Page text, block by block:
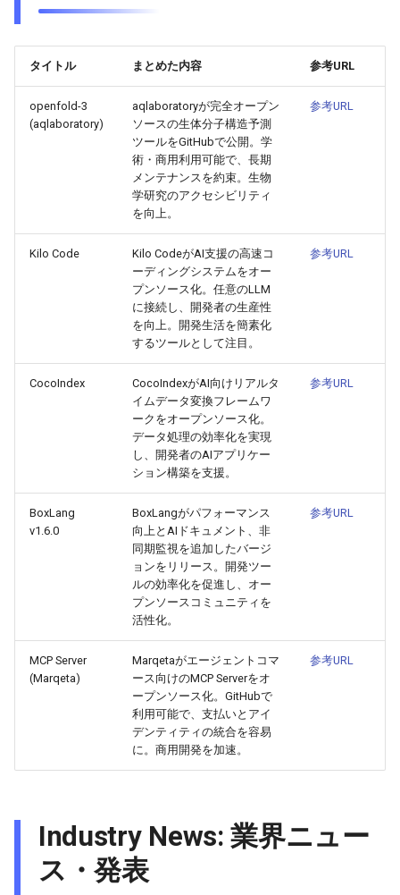
2026-04-20
2026-04-19
2026-04-18
2026-04-17
2026-04-16
2026-04-15
2026-04-14
2026-04-13
2026-04-12
2026-04-11
2026-04-10
2026-04-09
2026-04-08
2026-04-07
2026-04-06
2026-04-05
2025-10-05
2025-10-04
2025-10-03
2025-10-02
2025-10-01
2025-09-30
2025-09-29
2025-09-28
2025-09-27
2025-09-26
2025-09-25
2025-09-24
2025-09-23
2025-09-22
2025-09-21
2025-09-17
2026-04-22
2026-04-21
2026-04-20
2026-04-17
2026-04-14
2026-04-11
2026-04-08
2026-04-07
2026-04-05
2026-04-04
2026-04-03
2026-04-17
2026-04-16
2026-04-15
2026-04-14
2026-04-13
2026-04-12
2026-04-11
2026-04-10
2026-04-09
2026-04-08
2026-04-07
2026-04-06
2026-04-05
2026-04-04
2026-04-03
2026-04-02
2025-10-05
2025-10-04
2025-10-03
2025-10-02
2025-10-01
2025-09-30
2025-09-29
2025-09-28_week
2025-09-27
2025-09-26
2025-09-25
2025-09-24
2025-09-23
2025-09-22
2025-09-21
2025-09-21-week
2026-04-16
2026-04-15
2026-04-14
2026-04-13
2026-04-12
2026-04-11
2026-04-10
2026-04-09
2026-04-08
2026-04-07
2026-04-06
2026-04-05
2026-04-04
2026-04-03
2026-04-02
2026-04-01
2025-10-05
2025-10-04
2025-10-03
2025-10-02
2025-10-01
2025-09-30
2025-09-29
2025-09-28
2025-09-27
2025-09-26
2025-09-25
2025-09-24
2025-09-23
2025-09-22
2025-09-21
2025-09-20
タイトル まとめた内容 参考URL
openfold-3
(aqlaboratory)
aqlaboratoryが完全オープン
ソースの生体分子構造予測
ツールをGitHubで公開。学
術・商用利用可能で、長期
メンテナンスを約束。生物
学研究のアクセシビリティ
を向上。
参考URL
Kilo Code
Kilo CodeがAI支援の高速コ
ーディングシステムをオー
プンソース化。任意のLLM
に接続し、開発者の生産性
を向上。開発生活を簡素化
するツールとして注目。
参考URL
CocoIndex
CocoIndexがAI向けリアルタ
イムデータ変換フレームワ
ークをオープンソース化。
データ処理の効率化を実現
し、開発者のAIアプリケー
ション構築を支援。
参考URL
BoxLang
v1.6.0
BoxLangがパフォーマンス
向上とAIドキュメント、非
同期監視を追加したバージ
ョンをリリース。開発ツー
ルの効率化を促進し、オー
プンソースコミュニティを
活性化。
参考URL
MCP Server
(Marqeta)
Marqetaがエージェントコマ
ース向けのMCP Serverをオ
ープンソース化。GitHubで
利用可能で、支払いとアイ
デンティティの統合を容易
に。商用開発を加速。
参考URL
Industry News: 業界ニュー
ス・発表